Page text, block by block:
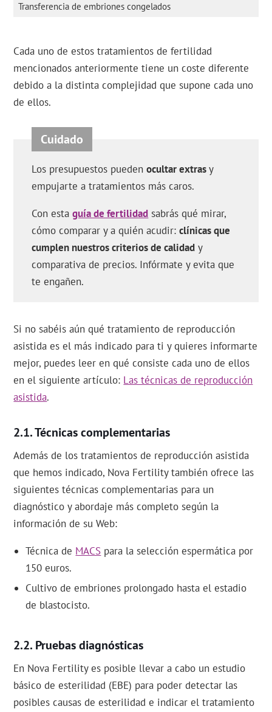
Transferencia de embriones congelados
Cada uno de estos tratamientos de fertilidad
mencionados anteriormente tiene un coste diferente
debido a la distinta complejidad que supone cada uno
de ellos.
Los presupuestos puedenocultar extrasy
empujarte a tratamientos más caros.
Con estaguía de fertilidad sabrás qué mirar,
cómo comparar y a quién acudir:clínicas que
cumplen nuestros criterios de calidad y
comparativa de precios. Infórmate y evita que
te engañen.
Si no sabéis aún qué tratamiento de reproducción
asistida es el más indicado para ti y quieres informarte
mejor, puedes leer en qué consiste cada uno de ellos
en el siguiente artículo: Las técnicas de reproducción
asistida.
Técnicas complementarias
Además de los tratamientos de reproducción asistida
que hemos indicado, Nova Fertility también ofrece las
siguientes técnicas complementarias para un
diagnóstico y abordaje más completo según la
información de su Web:
Técnica de MACS para la selección espermática por
150 euros.
Cultivo de embriones prolongado hasta el estadio
de blastocisto.
Pruebas diagnósticas
En Nova Fertility es posible llevar a cabo un estudio
básico de esterilidad (EBE) para poder detectar las
posibles causas de esterilidad e indicar el tratamiento